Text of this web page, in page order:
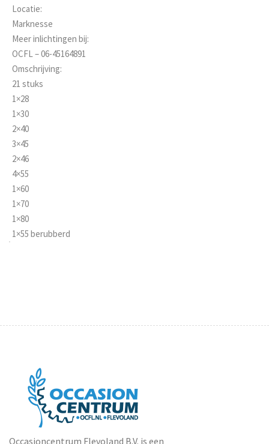
Locatie:
Marknesse
Meer inlichtingen bij:
OCFL – 06-45164891
Omschrijving:
21 stuks
1×28
1×30
2×40
3×45
2×46
4×55
1×60
1×70
1×80
1×55 berubberd
Occasioncentrum Flevoland B.V. is een